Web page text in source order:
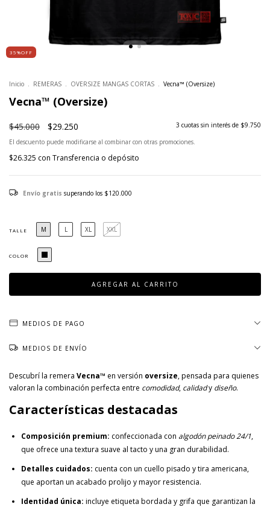
35%OFF
Inicio . REMERAS . OVERSIZE MANGAS CORTAS . Vecna™ (Oversize)
Vecna™ (Oversize)
$45.000 $29.250 3 cuotas sin interés de $9.750
El descuento puede modificarse al combinar con otras promociones.
$26.325 con Transferencia o depósito
Envío gratis superando los $120.000
TALLE M L XL XXL
COLOR
MEDIOS DE PAGO
MEDIOS DE ENVÍO
Descubrí la remera Vecna™ en versión oversize, pensada para quienes
valoran la combinación perfecta entre comodidad, calidady diseño.
Características destacadas
Composición premium: confeccionada con algodón peinado 24/1,
que ofrece una textura suave al tacto y una gran durabilidad.
Detalles cuidados: cuenta con un cuello pisado y tira americana,
que aportan un acabado prolijo y mayor resistencia.
Identidad única: incluye etiqueta bordada y grifa que garantizan la